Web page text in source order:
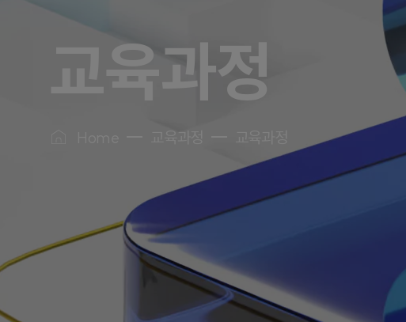
교육과정
교육과정